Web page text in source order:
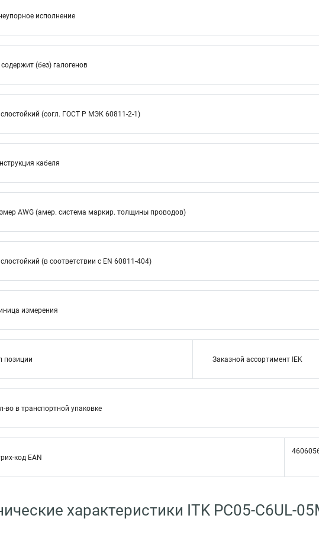
исполнение
содержит (без) галогенов
(согл. ГОСТ Р МЭК 60811-2-1)
кабеля
AWG (амер. система маркир. толщины проводов)
(в соответствии с EN 60811-404)
измерения
позиции Заказной ассортимент IEK
во в транспортной упаковке
код EAN
характеристики ITK PC05-C6UL-